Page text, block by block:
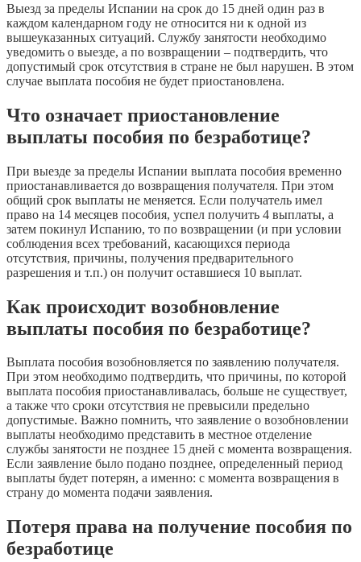
Выезд за пределы Испании на срок до 15 дней один раз в
каждом календарном году не относится ни к одной из
вышеуказанных ситуаций. Службу занятости необходимо
уведомить о выезде, а по возвращении – подтвердить, что
допустимый срок отсутствия в стране не был нарушен. В этом
случае выплата пособия не будет приостановлена.
Что означает приостановление
выплаты пособия по безработице?
При выезде за пределы Испании выплата пособия временно
приостанавливается до возвращения получателя. При этом
общий срок выплаты не меняется. Если получатель имел
право на 14 месяцев пособия, успел получить 4 выплаты, а
затем покинул Испанию, то по возвращении (и при условии
соблюдения всех требований, касающихся периода
отсутствия, причины, получения предварительного
разрешения и т.п.) он получит оставшиеся 10 выплат.
Как происходит возобновление
выплаты пособия по безработице?
Выплата пособия возобновляется по заявлению получателя.
При этом необходимо подтвердить, что причины, по которой
выплата пособия приостанавливалась, больше не существует,
а также что сроки отсутствия не превысили предельно
допустимые. Важно помнить, что заявление о возобновлении
выплаты необходимо представить в местное отделение
службы занятости не позднее 15 дней с момента возвращения.
Если заявление было подано позднее, определенный период
выплаты будет потерян, а именно: с момента возвращения в
страну до момента подачи заявления.
Потеря права на получение пособия по
безработице